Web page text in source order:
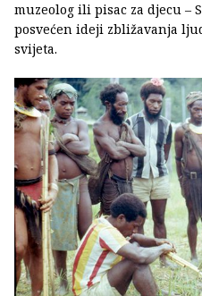
muzeolog ili pisac za djecu –
posvećen ideji zbližavanja
svijeta.